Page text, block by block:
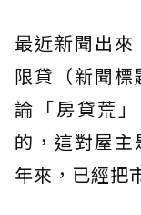
最近新聞出
限貸（新聞
論「房貸荒
的，這對屋
年來，已經把